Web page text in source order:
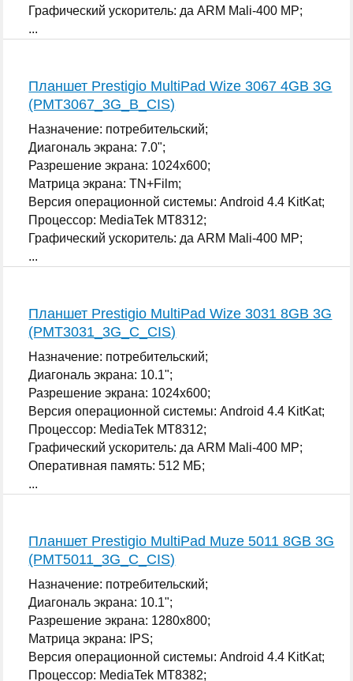
Графический ускоритель: да ARM Mali-400 MP;
...
Планшет Prestigio MultiPad Wize 3067 4GB 3G
(PMT3067_3G_B_CIS)
Назначение: потребительский;
Диагональ экрана: 7.0";
Разрешение экрана: 1024x600;
Матрица экрана: TN+Film;
Версия операционной системы: Android 4.4 KitKat;
Процессор: MediaTek MT8312;
Графический ускоритель: да ARM Mali-400 MP;
...
Планшет Prestigio MultiPad Wize 3031 8GB 3G
(PMT3031_3G_C_CIS)
Назначение: потребительский;
Диагональ экрана: 10.1";
Разрешение экрана: 1024x600;
Версия операционной системы: Android 4.4 KitKat;
Процессор: MediaTek MT8312;
Графический ускоритель: да ARM Mali-400 MP;
Оперативная память: 512 МБ;
...
Планшет Prestigio MultiPad Muze 5011 8GB 3G
(PMT5011_3G_C_CIS)
Назначение: потребительский;
Диагональ экрана: 10.1";
Разрешение экрана: 1280x800;
Матрица экрана: IPS;
Версия операционной системы: Android 4.4 KitKat;
Процессор: MediaTek MT8382;